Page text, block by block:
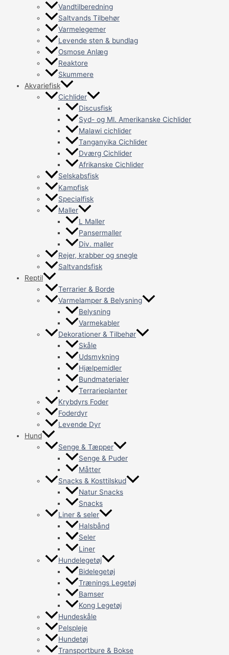
Vandtilberedning
Saltvands Tilbehør
Varmelegemer
Levende sten & bundlag
Osmose Anlæg
Reaktore
Skummere
Akvariefisk
Cichlider
Discusfisk
Syd- og Ml. Amerikanske Cichlider
Malawi cichlider
Tanganyika Cichlider
Dværg Cichlider
Afrikanske Cichlider
Selskabsfisk
Kampfisk
Specialfisk
Maller
L Maller
Pansermaller
Div. maller
Rejer, krabber og snegle
Saltvandsfisk
Reptil
Terrarier & Borde
Varmelamper & Belysning
Belysning
Varmekabler
Dekorationer & Tilbehør
Skåle
Udsmykning
Hjælpemidler
Bundmaterialer
Terrarieplanter
Krybdyrs Foder
Foderdyr
Levende Dyr
Hund
Senge & Tæpper
Senge & Puder
Måtter
Snacks & Kosttilskud
Natur Snacks
Snacks
Liner & seler
Halsbånd
Seler
Liner
Hundelegetøj
Bidelegetøj
Trænings Legetøj
Bamser
Kong Legetøj
Hundeskåle
Pelspleje
Hundetøj
Transportbure & Bokse